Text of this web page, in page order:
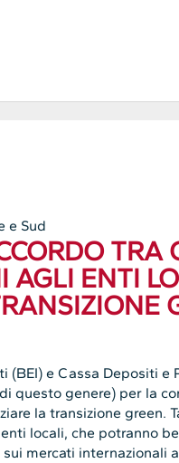
e Sud
TRA
AGLI ENTI
(BEI) e Cassa Depositi e
questo genere) per la
la transizione green.
locali, che potranno
mercati internazionali